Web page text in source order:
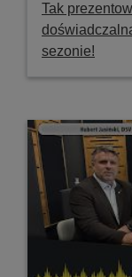
Tak
sezonie!